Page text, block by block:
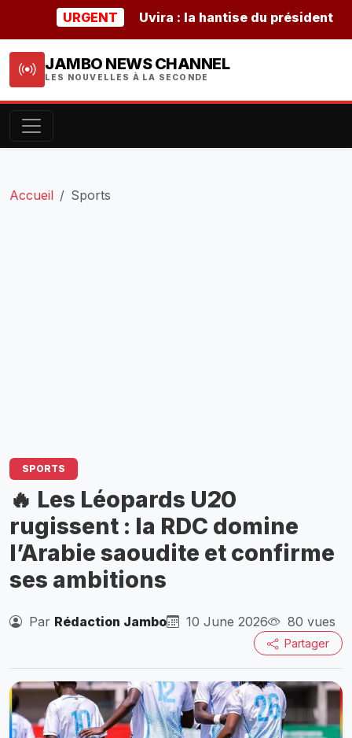
URGENT Uvira : la hantise du président
JAMBO NEWS CHANNEL
LES NOUVELLES À LA SECONDE
Accueil Sports
SPORTS
🔥 Les Léopards U20
rugissent : la RDC domine
l’Arabie saoudite et confirme
ses ambitions
Par Rédaction Jambo 10 June 2026 80 vues
Partager